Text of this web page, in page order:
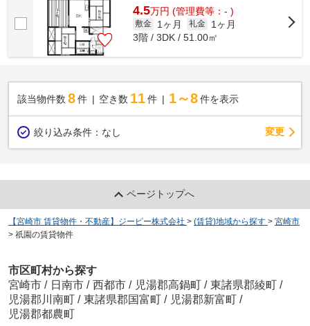
4.5万円 (管理費等：- )
敷金 1ヶ月 礼金
1ヶ月
3階 / 3DK / 51.00㎡
該当物件数 8件 空き数 11 件 1～8 件を表示
絞り込み条件： なし 変更
ページトップへ
【宮崎市 賃貸物件・不動産】ジーピー株式会社 > (賃貸)地域から探す > 宮崎市
> 祇園の賃貸物件
市区町村から探す
宮崎市 / 日南市 / 西都市 / 児湯郡高鍋町 / 東諸県郡綾町 /
児湯郡川南町 / 東諸県郡国富町 / 児湯郡新富町 /
児湯郡都農町